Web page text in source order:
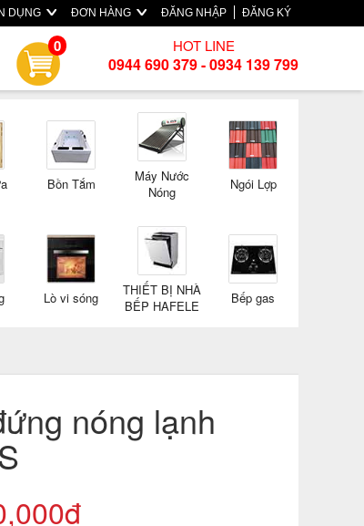
DỤNG ĐƠN HÀNG ĐĂNG NHẬP ĐĂNG KÝ
0 HOT LINE
0944 690 379 - 0934 139 799
Bồn Tắm
Máy Nước
Nóng
Ngói Lợp
Lò vi sóng
THIẾT BỊ NHÀ
BẾP HAFELE
Bếp gas
nóng lạnh